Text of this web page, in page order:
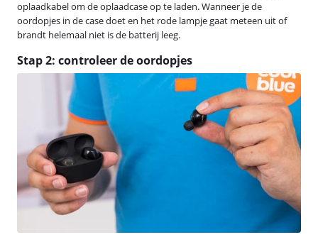
oplaadkabel om de oplaadcase op te laden. Wanneer je de
oordopjes in de case doet en het rode lampje gaat meteen uit of
brandt helemaal niet is de batterij leeg.
Stap 2: controleer de oordopjes